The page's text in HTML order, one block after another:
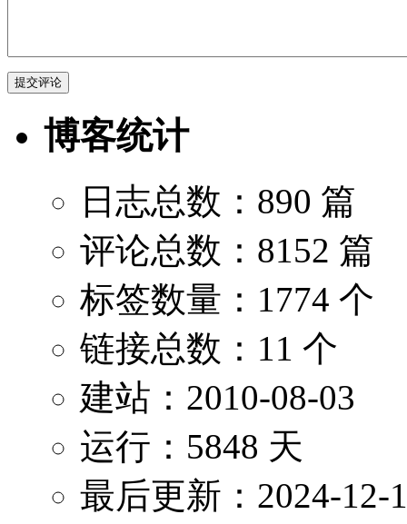
博客统计
日志总数：890 篇
评论总数：8152 篇
标签数量：1774 个
链接总数：11 个
建站：2010-08-03
运行：5848 天
最后更新：2024-12-